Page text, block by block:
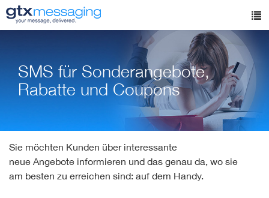
Skip
to
SMS für Sonderangebote,
Rabatte und Coupons
Sie möchten Kunden über interessante
neue Angebote informieren und das genau da, wo sie
am besten zu erreichen sind: auf dem Handy.